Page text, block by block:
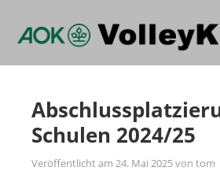
Inhalt
AOK VOLLEYKIDS
Schulen 2024/25
Veröffentlicht am 24. Mai 2025von tom